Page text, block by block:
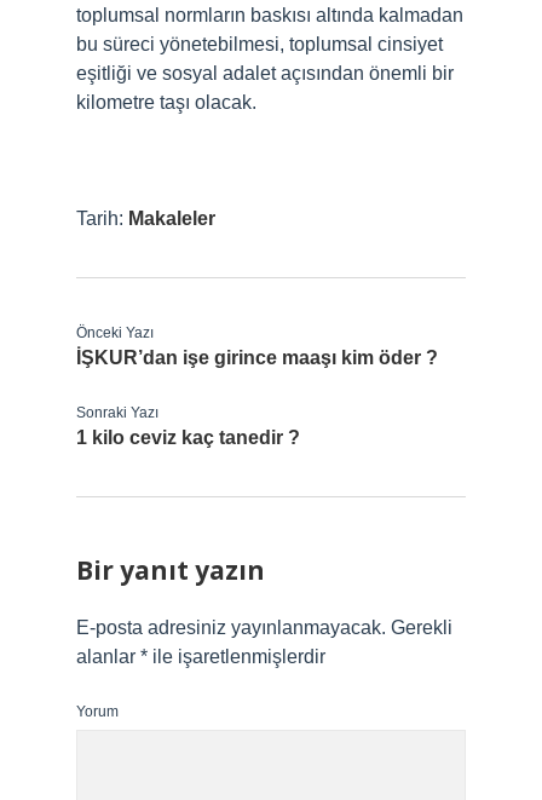
toplumsal normların baskısı altında kalmadan
bu süreci yönetebilmesi, toplumsal cinsiyet
eşitliği ve sosyal adalet açısından önemli bir
kilometre taşı olacak.
Tarih: Makaleler
Önceki Yazı
İŞKUR’dan işe girince maaşı kim öder ?
Sonraki Yazı
1 kilo ceviz kaç tanedir ?
Bir yanıt yazın
E-posta adresiniz yayınlanmayacak. Gerekli
alanlar * ile işaretlenmişlerdir
Yorum